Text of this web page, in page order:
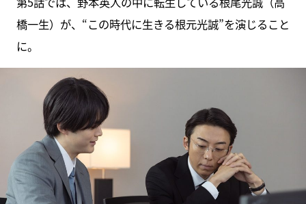
橋一生）が、“この時代に生きる根元光誠”を演じること
に。